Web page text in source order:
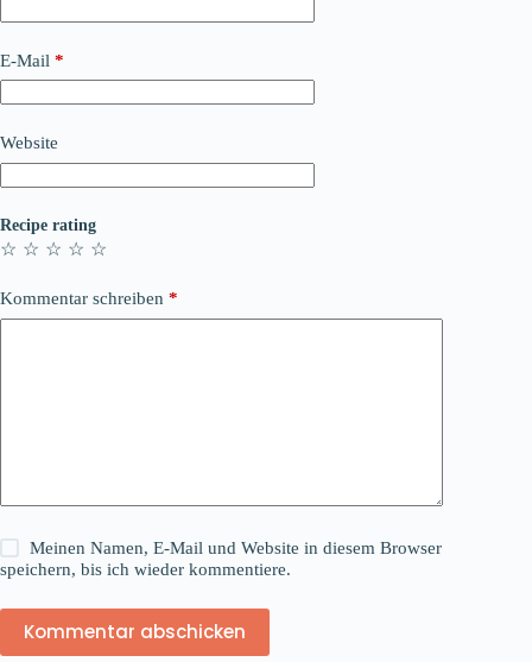
E-Mail *
Website
Recipe rating
☆
☆
☆
☆
☆
Kommentar schreiben *
Meinen Namen, E-Mail und Website in diesem Browser
speichern, bis ich wieder kommentiere.
Kommentar abschicken